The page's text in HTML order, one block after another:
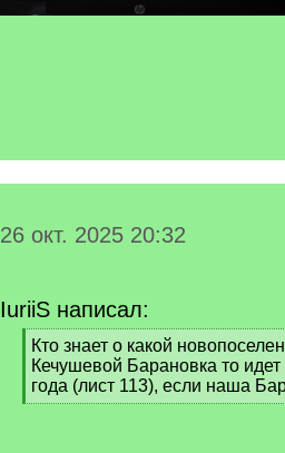
26 окт. 2025 20:32
IuriiS написал:
[
q
]
Кто знает о какой
Кечушевой Барановка то
года (лист 113), если наша
[